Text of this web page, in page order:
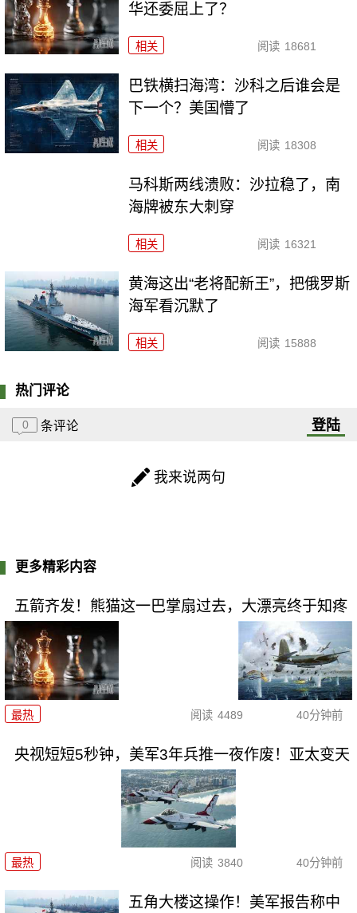
华还委屈上了？
相关 阅读 18681
巴铁横扫海湾：沙科之后谁会是
下一个？美国懵了
相关 阅读 18308
马科斯两线溃败：沙拉稳了，南
海牌被东大刺穿
相关 阅读 16321
黄海这出“老将配新王”，把俄罗斯
海军看沉默了
相关 阅读 15888
热门评论
0 条评论 登陆
我来说两句
更多精彩内容
五箭齐发！熊猫这一巴掌扇过去，大漂亮终于知疼
最热 阅读 4489 40分钟前
央视短短5秒钟，美军3年兵推一夜作废！亚太变天
最热 阅读 3840 40分钟前
五角大楼这操作！美军报告称中